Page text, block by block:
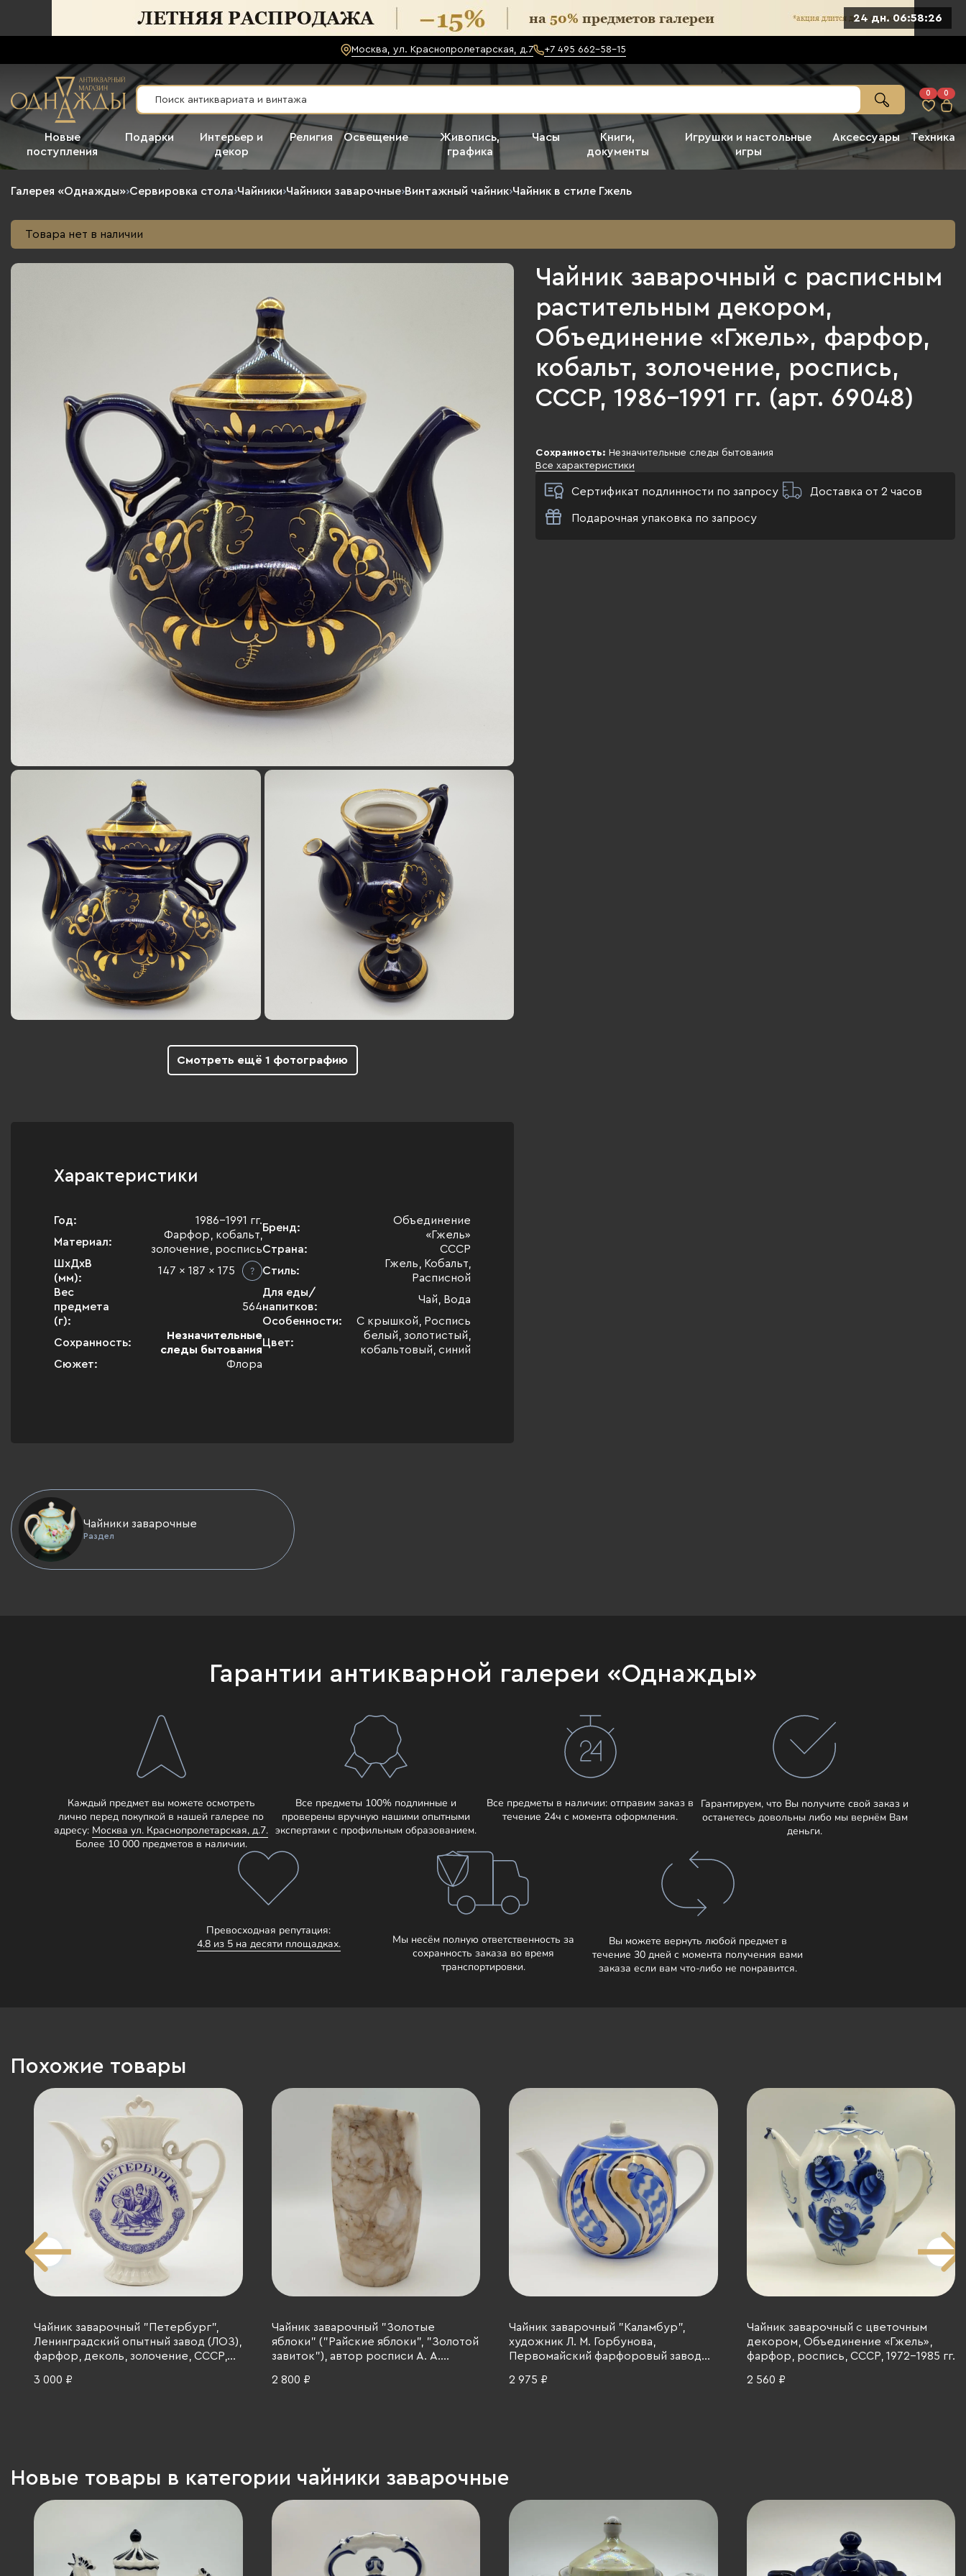
24 дн. 06:58:25
Москва, ул. Краснопролетарская, д.7 +7 495 662-58-15
0 0
Новые
поступления
Подарки
Интерьер и
декор
Религия Освещение
Живопись,
графика
Часы
Книги,
документы
Игрушки и настольные
игры
Аксессуары Техника
Галерея «Однажды»›Сервировка стола›Чайники›Чайники заварочные›Винтажный чайник›Чайник в стиле Гжель
Товара нет в наличии
Смотреть ещё 1 фотографию
Чайник заварочный с расписным
растительным декором,
Объединение «Гжель», фарфор,
кобальт, золочение, роспись,
СССР, 1986-1991 гг. (арт. 69048)
Сохранность: Незначительные следы бытования
Все характеристики
Сертификат подлинности по запросу Доставка от 2 часов
Подарочная упаковка по запросу
Характеристики
Год:
1986-1991 гг.
Материал:
Фарфор, кобальт,
золочение, роспись
ШхДхВ
(мм):
147 x 187 x 175
Вес
предмета
(г):
564
Сохранность:
Незначительные
следы бытования
Сюжет:
Флора
Бренд:
Объединение
«Гжель»
Страна:
СССР
Стиль:
Гжель, Кобальт,
Расписной
Для еды/
напитков:
Чай, Вода
Особенности:
С крышкой, Роспись
Цвет:
белый, золотистый,
кобальтовый, синий
Чайники заварочные
Раздел
Гарантии антикварной галереи «Однажды»
Каждый предмет вы можете осмотреть
лично перед покупкой в нашей галерее по
адресу: Москва ул. Краснопролетарская, д.7.
Более 10 000 предметов в наличии.
Все предметы 100% подлинные и
проверены вручную нашими опытными
экспертами с профильным образованием.
Все предметы в наличии: отправим заказ в
течение 24ч с момента оформления.
Гарантируем, что Вы получите свой заказ и
останетесь довольны либо мы вернём Вам
деньги.
Превосходная репутация:
4.8 из 5 на десяти площадках.
Мы несём полную ответственность за
сохранность заказа во время
транспортировки.
Вы можете вернуть любой предмет в
течение 30 дней с момента получения вами
заказа если вам что-либо не понравится.
Похожие товары
Чайник заварочный "Петербург",
Ленинградский опытный завод (ЛОЗ),
фарфор, деколь, золочение, СССР,
3 000 ₽
Чайник заварочный "Золотые
яблоки" ("Райские яблоки", "Золотой
завиток"), автор росписи А. А.
фарфоровый завод (ДФЗ Вербилки),
2 800 ₽
Чайник заварочный "Каламбур",
художник Л. М. Горбунова,
Первомайский фарфоровый завод
роспись, люстр, СССР, 1976-1991 гг.
2 975 ₽
Чайник заварочный с цветочным
декором, Объединение «Гжель»,
фарфор, роспись, СССР, 1972-1985 гг.
2 560 ₽
Новые товары в категории чайники заварочные